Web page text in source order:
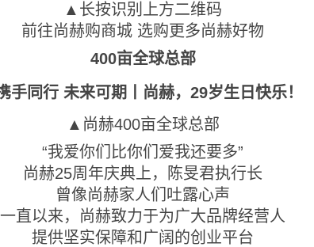
▲长按识别上方二维码
前往尚赫购商城 选购更多尚赫好物
400亩全球总部
▲尚赫400亩全球总部
“我爱你们比你们爱我还要多”
尚赫25周年庆典上，陈旻君执行长
曾像尚赫家人们吐露心声
一直以来，尚赫致力于为广大品牌经营人
提供坚实保障和广阔的创业平台